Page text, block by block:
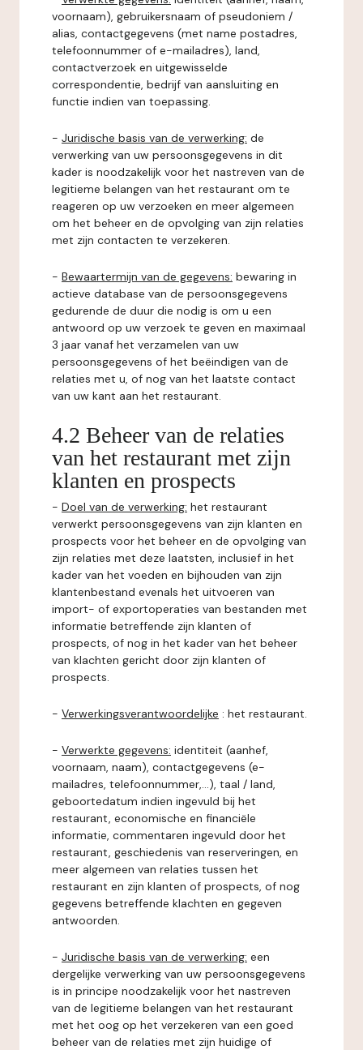
voornaam), gebruikersnaam of pseudoniem /
alias, contactgegevens (met name postadres,
telefoonnummer of e-mailadres), land,
contactverzoek en uitgewisselde
correspondentie, bedrijf van aansluiting en
functie indien van toepassing.
- Juridische basis van de verwerking: de
verwerking van uw persoonsgegevens in dit
kader is noodzakelijk voor het nastreven van de
legitieme belangen van het restaurant om te
reageren op uw verzoeken en meer algemeen
om het beheer en de opvolging van zijn relaties
met zijn contacten te verzekeren.
- Bewaartermijn van de gegevens: bewaring in
actieve database van de persoonsgegevens
gedurende de duur die nodig is om u een
antwoord op uw verzoek te geven en maximaal
3 jaar vanaf het verzamelen van uw
persoonsgegevens of het beëindigen van de
relaties met u, of nog van het laatste contact
van uw kant aan het restaurant.
4.2 Beheer van de relaties
van het restaurant met zijn
klanten en prospects
- Doel van de verwerking: het restaurant
verwerkt persoonsgegevens van zijn klanten en
prospects voor het beheer en de opvolging van
zijn relaties met deze laatsten, inclusief in het
kader van het voeden en bijhouden van zijn
klantenbestand evenals het uitvoeren van
import- of exportoperaties van bestanden met
informatie betreffende zijn klanten of
prospects, of nog in het kader van het beheer
van klachten gericht door zijn klanten of
prospects.
- Verwerkingsverantwoordelijke : het restaurant.
- Verwerkte gegevens: identiteit (aanhef,
voornaam, naam), contactgegevens (e-
mailadres, telefoonnummer,...), taal / land,
geboortedatum indien ingevuld bij het
restaurant, economische en financiële
informatie, commentaren ingevuld door het
restaurant, geschiedenis van reserveringen, en
meer algemeen van relaties tussen het
restaurant en zijn klanten of prospects, of nog
gegevens betreffende klachten en gegeven
antwoorden.
- Juridische basis van de verwerking: een
dergelijke verwerking van uw persoonsgegevens
is in principe noodzakelijk voor het nastreven
van de legitieme belangen van het restaurant
met het oog op het verzekeren van een goed
beheer van de relaties met zijn huidige of